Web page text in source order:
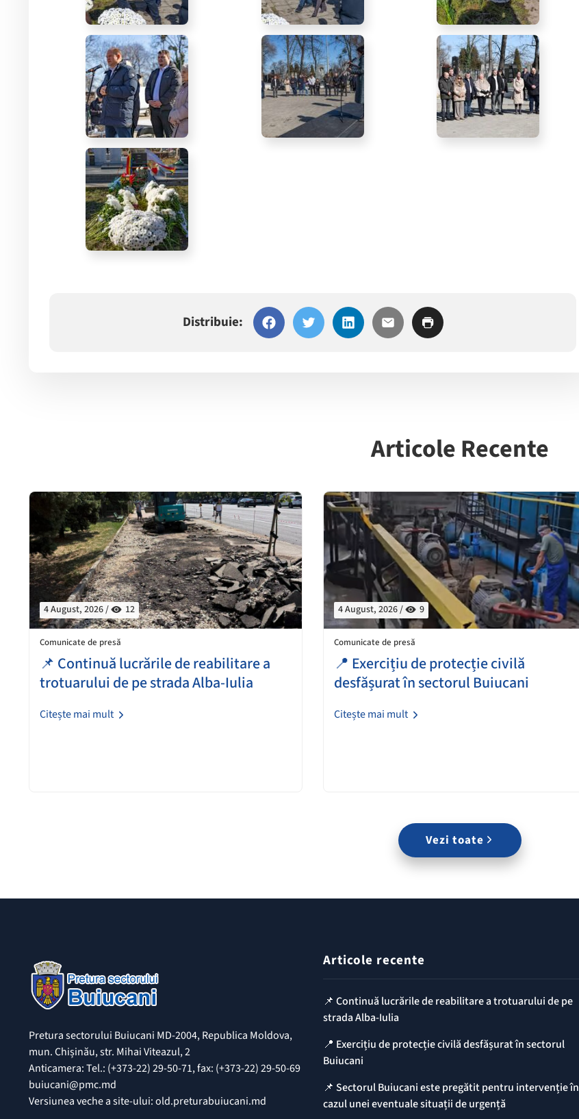
Distribuie:
Articole Recente
4 August, 2026 / 12
Comunicate de presă
📌 Continuă lucrările de reabilitare a
trotuarului de pe strada Alba-Iulia
Citește mai mult
4 August, 2026 / 9
Comunicate de presă
📍 Exercițiu de protecție civilă
desfășurat în sectorul Buiucani
Citește mai mult
Vezi toate
Pretura sectorului Buiucani MD-2004, Republica Moldova,
mun. Chișinău, str. Mihai Viteazul, 2
Anticamera: Tel.: (+373-22) 29-50-71, fax: (+373-22) 29-50-69
buiucani@pmc.md
Versiunea veche a site-ului: old.preturabuiucani.md
Articole recente
📌 Continuă lucrările de reabilitare a trotuarului de pe
strada Alba-Iulia
📍 Exercițiu de protecție civilă desfășurat în sectorul
Buiucani
📌 Sectorul Buiucani este pregătit pentru intervenție în
cazul unei eventuale situații de urgență